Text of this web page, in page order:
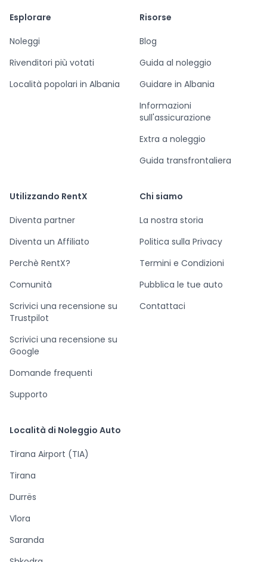
Esplorare
Noleggi
Rivenditori più votati
Località popolari in Albania
Risorse
Blog
Guida al noleggio
Guidare in Albania
Informazioni
sull'assicurazione
Extra a noleggio
Guida transfrontaliera
Utilizzando RentX
Diventa partner
Diventa un Affiliato
Perchè RentX?
Comunità
Scrivici una recensione su
Trustpilot
Scrivici una recensione su
Google
Domande frequenti
Supporto
Chi siamo
La nostra storia
Politica sulla Privacy
Termini e Condizioni
Pubblica le tue auto
Contattaci
Località di Noleggio Auto
Tirana Airport (TIA)
Tirana
Durrës
Vlora
Saranda